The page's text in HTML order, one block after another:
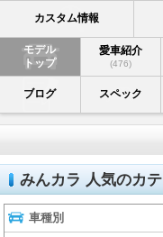
カスタム情報
モデル
トップ
愛車紹介
(476)
ブログ スペック
みんカラ 人気のカ
車種別